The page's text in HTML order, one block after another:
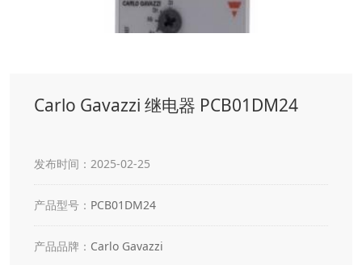
Carlo Gavazzi 继电器 PCB01DM24
发布时间：2025-02-25
产品型号： PCB01DM24
产品品牌： Carlo Gavazzi